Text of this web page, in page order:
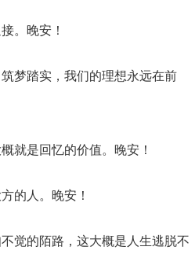
。晚安！
梦踏实，我们的理想永远在前
就是回忆的价值。晚安！
的人。晚安！
觉的陌路，这大概是人生逃脱不